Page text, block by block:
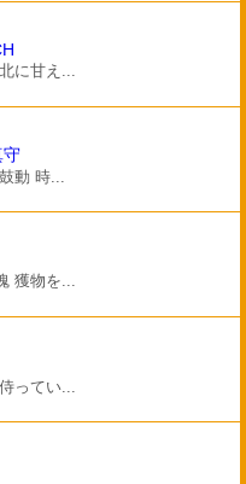
に甘え...
動 時...
獲物を...
ってい...